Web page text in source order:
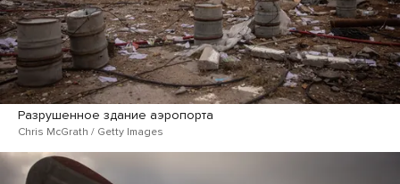
Разрушенное здание аэропорта
Chris McGrath / Getty Images